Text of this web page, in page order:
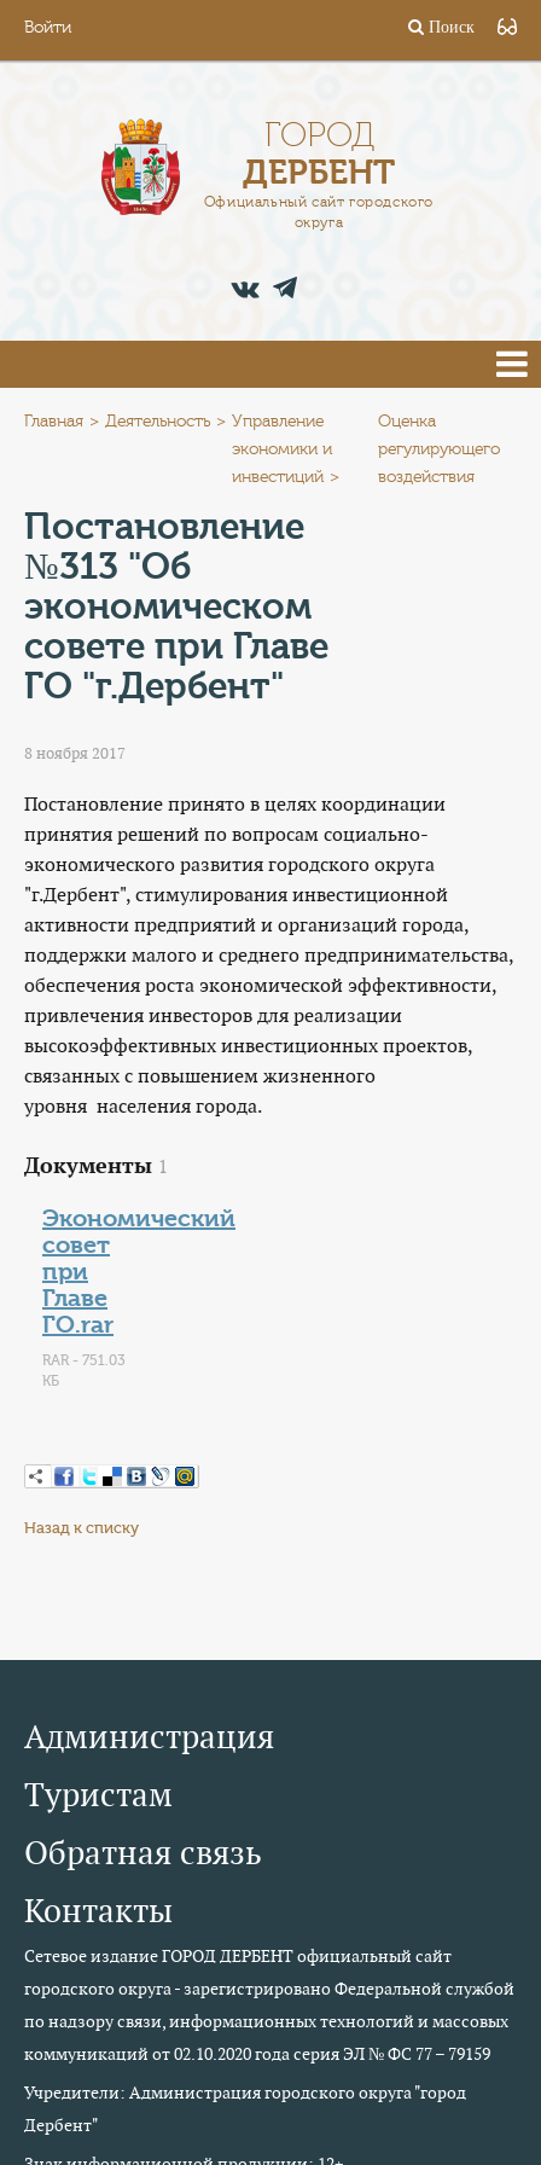
Войти Поиск
ГОРОД
ДЕРБЕНТ
Официальный сайт городского
округа
АДМИНИСТРАЦИЯ
ПРЕСС-ЦЕНТР
КОНТАКТЫ
ТАРИФЫ
ГЕРОИ Z
Главная Деятельность
Управление
экономики и
инвестиций
Оценка
регулирующего
воздействия
Постановление
№313 "Об
экономическом
совете при Главе
ГО "г.Дербент"
8 ноября 2017
Постановление принято в целях координации
принятия решений по вопросам социально-
экономического развития городского округа
"г.Дербент", стимулирования инвестиционной
активности предприятий и организаций города,
поддержки малого и среднего предпринимательства,
обеспечения роста экономической эффективности,
привлечения инвесторов для реализации
высокоэффективных инвестиционных проектов,
связанных с повышением жизненного
уровня населения города.
Документы 1
Экономический
совет
при
Главе
ГО.rar
RAR - 751.03
КБ
Назад к списку
Администрация
Туристам
Обратная связь
Контакты
Сетевое издание ГОРОД ДЕРБЕНТ официальный сайт
городского округа - зарегистрировано Федеральной службой
по надзору связи, информационных технологий и массовых
коммуникаций от 02.10.2020 года серия ЭЛ № ФС 77 – 79159
Учредители: Администрация городского округа "город
Дербент"